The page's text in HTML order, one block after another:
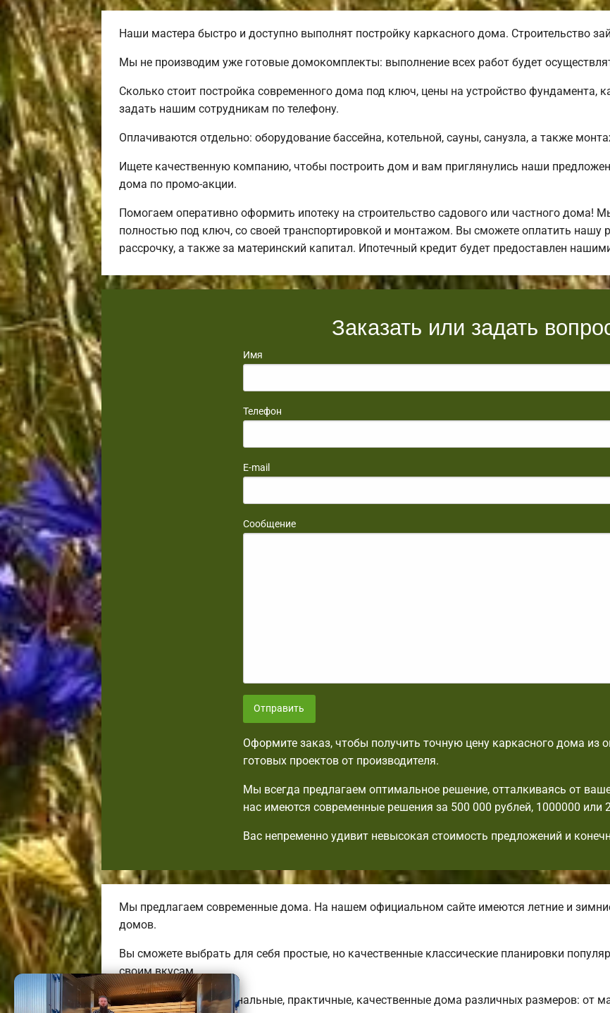
Наши мастера быстро и доступно выполнят постройку каркасного дома. Строительство
Мы не производим уже готовые домокомплекты: выполнение всех работ будет
Сколько стоит постройка современного дома под ключ, цены на устройство фундамента,
задать нашим сотрудникам по телефону.
Оплачиваются отдельно: оборудование бассейна, котельной, сауны, санузла, а также
Ищете качественную компанию, чтобы построить дом и вам приглянулись наши
дома по промо-акции.
Помогаем оперативно оформить ипотеку на строительство садового или частного дома!
полностью под ключ, со своей транспортировкой и монтажом. Вы сможете оплатить нашу
рассрочку, а также за материнский капитал. Ипотечный кредит будет предоставлен
Заказать или задать
Имя
Телефон
E-mail
Сообщение
Отправить
Оформите заказ, чтобы получить точную цену каркасного дома из
готовых проектов от производителя.
Мы всегда предлагаем оптимальное решение, отталкиваясь от
нас имеются современные решения за 500 000 рублей, 1000000 или
Вас непременно удивит невысокая стоимость предложений и
Мы предлагаем современные дома. На нашем официальном сайте имеются летние и
домов.
Вы сможете выбрать для себя простые, но качественные классические планировки
своим вкусам.
Мы предлагаем оригинальные, практичные, качественные дома различных размеров: от